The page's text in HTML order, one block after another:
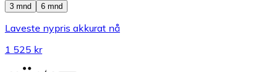
3 mnd
6 mnd
Laveste nypris akkurat nå
1 525 kr